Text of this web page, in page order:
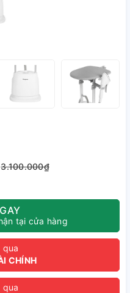
3.100.000₫
tại cửa hàng
qua
CHÍNH
qua